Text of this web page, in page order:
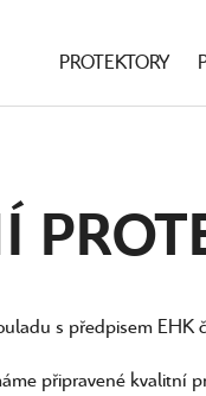
PROTEKTORY
s předpisem
připravené kvalitní